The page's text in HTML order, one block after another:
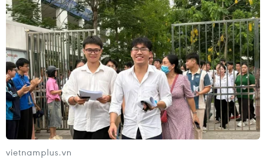
Chiếu miễn phí nhiều bộ phim về đề
tài cách mạng nhân kỷ niệm ngày
27/7
09/07/2026 03:44
179 bộ phim dự Liên hoan phim thiếu
nhi, thanh thiếu niên quốc tế Busan
vietnamplus.vn